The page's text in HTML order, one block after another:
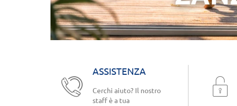
ASSISTENZA
Cerchi aiuto? Il nostro
staff è a tua